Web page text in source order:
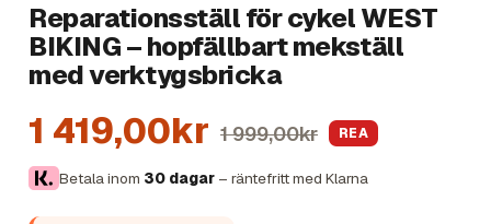
Reparationsställ för cykel WEST
BIKING – hopfällbart mekställ
med verktygsbricka
1 419,00kr 1 999,00kr REA
Betala inom 30 dagar – räntefritt med Klarna